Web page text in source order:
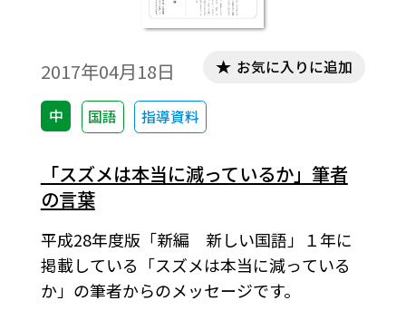
2017年04月18日
中 国語 指導資料
お気に入りに追加
「スズメは本当に減っているか」筆者
の言葉
平成28年度版「新編 新しい国語」１年に
掲載している「スズメは本当に減っている
か」の筆者からのメッセージです。